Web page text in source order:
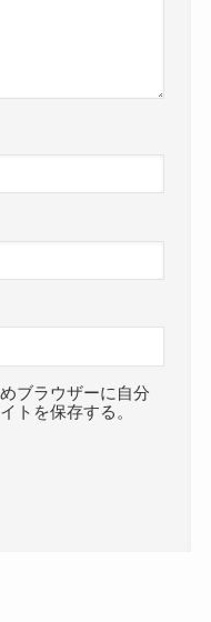
ブラウザーに自分
トを保存する。